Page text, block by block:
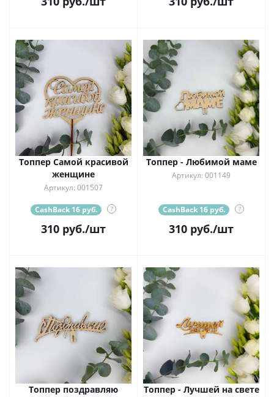
Топпер Самой красивой
женщине
Артикул: 001507
CashBack 16 руб. ?
310 руб./шт
Топпер - Любимой маме
Артикул: 001149
CashBack 16 руб. ?
310 руб./шт
Топпер поздравляю Топпер - Лучшей на свете